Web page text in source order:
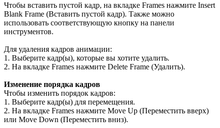
Чтобы вставить пустой кадр, на вкладке Frames нажмите Insert
Blank Frame (Вставить пустой кадр). Также можно
использовать соответствующую кнопку на панели
инструментов.
Для удаления кадров анимации:
1. Выберите кадр(ы), которые вы хотите удалить.
2. На вкладке Frames нажмите Delete Frame (Удалить).
Изменение порядка кадров
Чтобы изменить порядок кадров:
1. Выберите кадр(ы) для перемещения.
2. На вкладке Frames нажмите Move Up (Переместить вверх)
или Move Down (Переместить вниз).